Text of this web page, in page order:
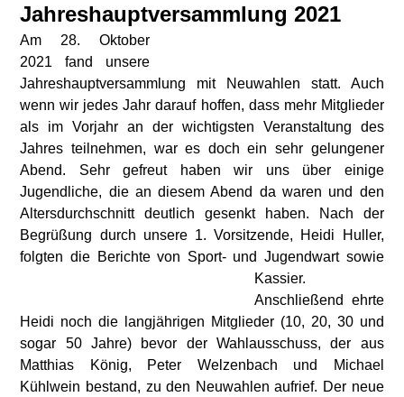
Jahreshauptversammlung 2021
Am 28. Oktober
2021 fand unsere
Jahreshauptversammlung mit Neuwahlen statt. Auch
wenn wir jedes Jahr darauf hoffen, dass mehr Mitglieder
als im Vorjahr an der wichtigsten Veranstaltung des
Jahres teilnehmen, war es doch ein sehr gelungener
Abend. Sehr gefreut haben wir uns über einige
Jugendliche, die an diesem Abend da waren und den
Altersdurchschnitt deutlich gesenkt haben. Nach der
Begrüßung durch unsere 1. Vorsitzende, Heidi Huller,
folgten die Berichte von Sport- und Jugendwart sowie
Kassier.
Anschließend ehrte
Heidi noch die langjährigen Mitglieder (10, 20, 30 und
sogar 50 Jahre) bevor der Wahlausschuss, der aus
Matthias König, Peter Welzenbach und Michael
Kühlwein bestand, zu den Neuwahlen aufrief. Der neue